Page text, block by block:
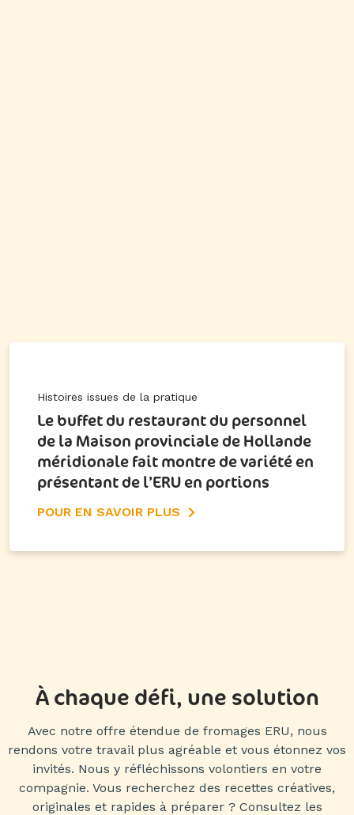
Histoires issues de la pratique
Le buffet du restaurant du personnel
de la Maison provinciale de Hollande
méridionale fait montre de variété en
présentant de l’ERU en portions
POUR EN SAVOIR PLUS
À chaque défi, une solution
Avec notre offre étendue de fromages ERU, nous
rendons votre travail plus agréable et vous étonnez vos
invités. Nous y réfléchissons volontiers en votre
compagnie. Vous recherchez des recettes créatives,
originales et rapides à préparer ? Consultez les